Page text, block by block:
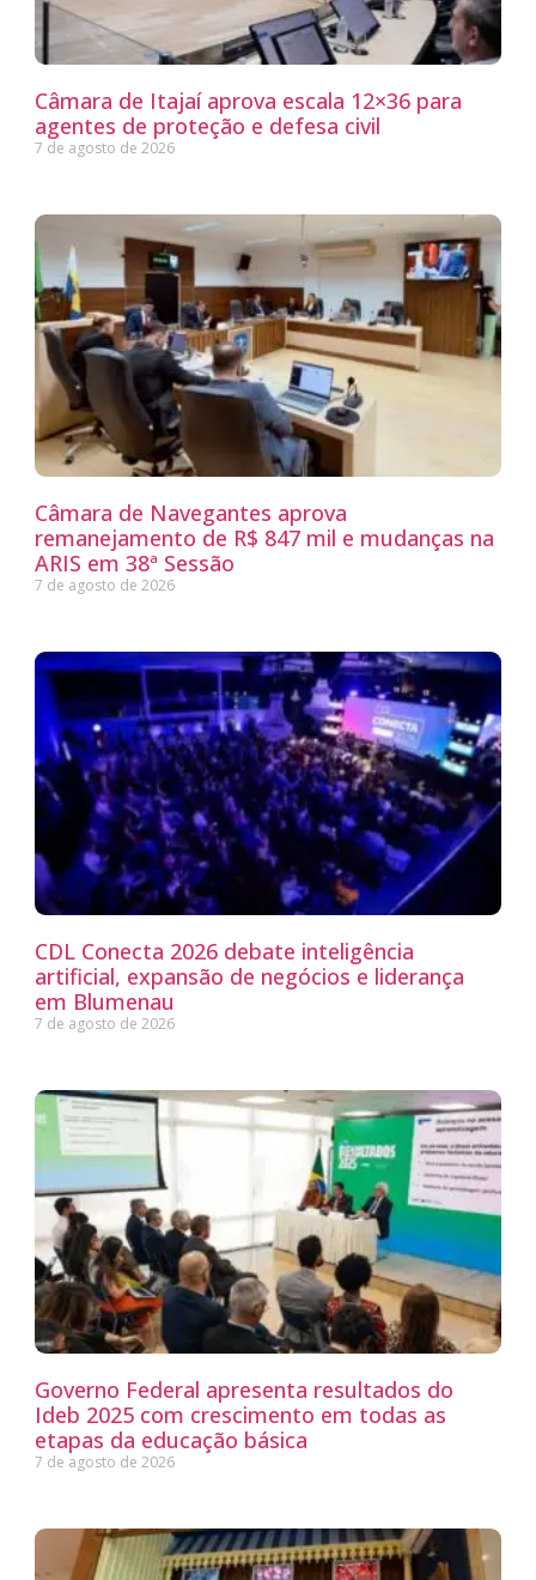
Câmara de Itajaí aprova escala 12×36 para
agentes de proteção e defesa civil
7 de agosto de 2026
Câmara de Navegantes aprova
remanejamento de R$ 847 mil e mudanças na
ARIS em 38ª Sessão
7 de agosto de 2026
CDL Conecta 2026 debate inteligência
artificial, expansão de negócios e liderança
em Blumenau
7 de agosto de 2026
Governo Federal apresenta resultados do
Ideb 2025 com crescimento em todas as
etapas da educação básica
7 de agosto de 2026